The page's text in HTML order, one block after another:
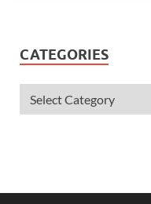
CATEGORIES